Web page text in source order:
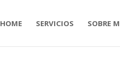
HOME SERVICIOS SOBRE